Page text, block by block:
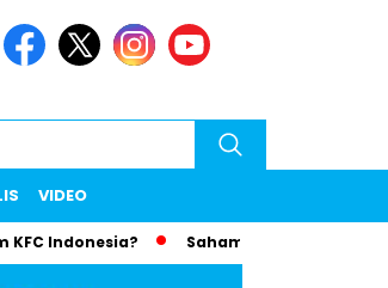
VIDEO
KFC Indonesia? Saham Bayan